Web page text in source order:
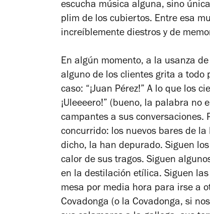
escucha música alguna, sino
plim de los cubiertos. Entre esa
increíblemente diestros y de
En algún momento, a la usanza
alguno de los clientes grita a todo
caso: “¡Juan Pérez!” A lo que los
¡Uleeeero!” (bueno, la palabra no
campantes a sus conversaciones.
concurrido: los nuevos bares de
dicho, la han depurado. Siguen
calor de sus tragos. Siguen
en la destilación etílica. Siguen
mesa por media hora para irse a
Covadonga (o la Covadonga, si